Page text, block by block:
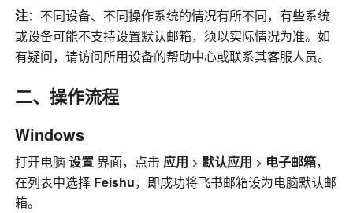
注：不同设备、不同操作系统的情况有所不同，有些系统
或设备可能不支持设置默认邮箱，须以实际情况为准。如
有疑问，请访问所用设备的帮助中心或联系其客服人员。
二、操作流程
Windows
打开电脑 设置 界面，点击 应用 > 默认应用 > 电子邮箱，
在列表中选择 Feishu，即成功将飞书邮箱设为电脑默认邮
箱。